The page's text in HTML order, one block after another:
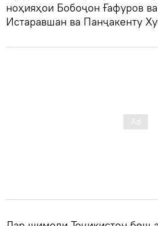
ноҳияҳои Бобоҷон Ғафуров
Истаравшан ва Панҷакенту